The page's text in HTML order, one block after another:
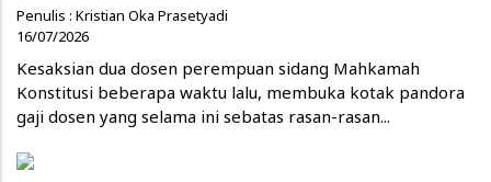
Penulis : Kristian Oka Prasetyadi
16/07/2026
Kesaksian dua dosen perempuan sidang Mahkamah
Konstitusi beberapa waktu lalu, membuka kotak pandora
gaji dosen yang selama ini sebatas rasan-rasan...